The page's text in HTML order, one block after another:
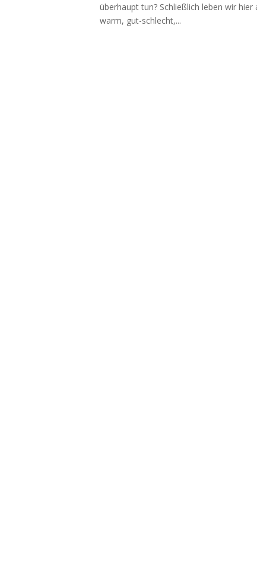
überhaupt tun? Schließlich leben wir
warm, gut-schlecht,...